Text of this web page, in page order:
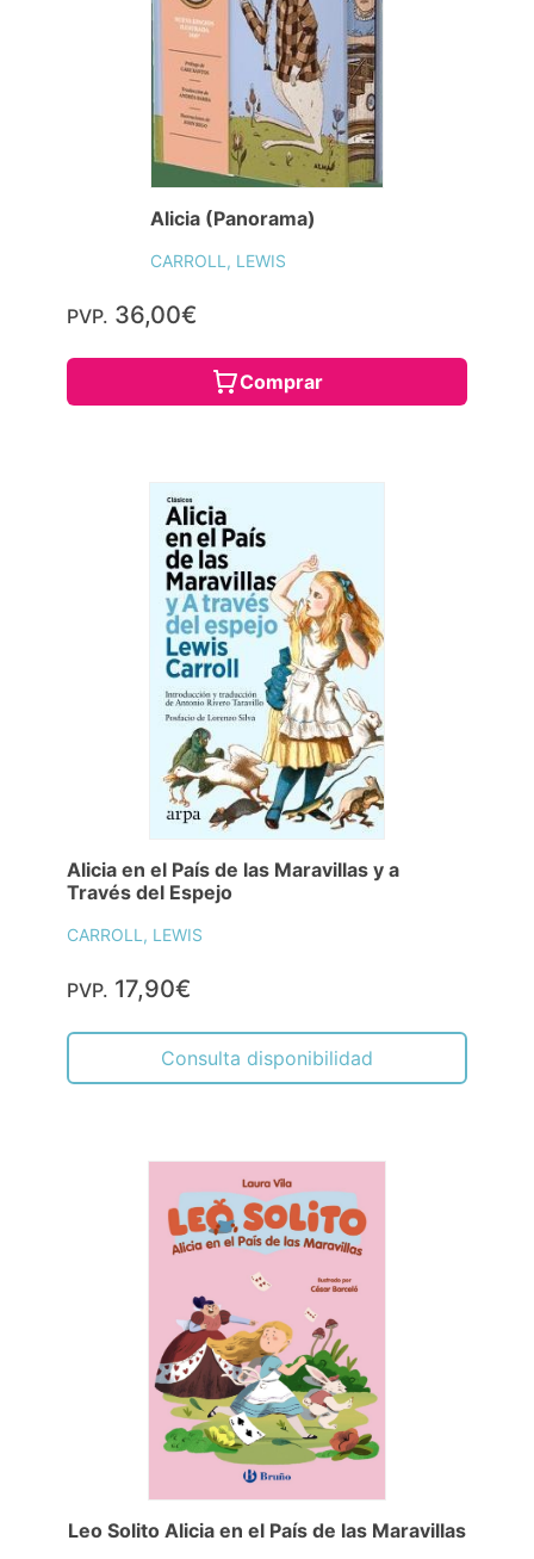
Alicia (Panorama)
CARROLL, LEWIS
PVP. 36,00€
Comprar
Alicia en el País de las Maravillas y a
Través del Espejo
CARROLL, LEWIS
PVP. 17,90€
Consulta disponibilidad
Leo Solito Alicia en el País de las Maravillas